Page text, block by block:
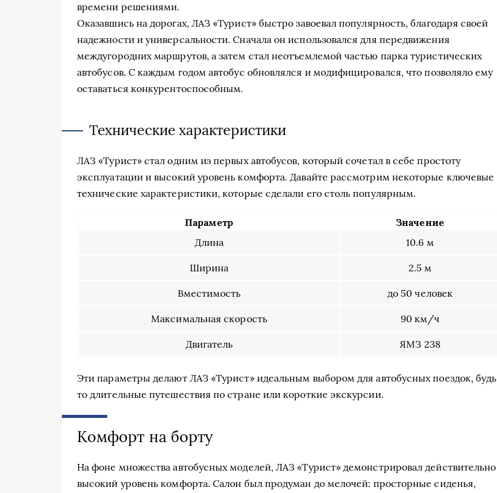
времени решениями.
Оказавшись на дорогах, ЛАЗ «Турист» быстро завоевал популярность, благодаря своей
надежности и универсальности. Сначала он использовался для передвижения
междугородних маршрутов, а затем стал неотъемлемой частью парка туристических
автобусов. С каждым годом автобус обновлялся и модифицировался, что позволяло ему
оставаться конкурентоспособным.
Технические характеристики
ЛАЗ «Турист» стал одним из первых автобусов, который сочетал в себе простоту
эксплуатации и высокий уровень комфорта. Давайте рассмотрим некоторые ключевые
технические характеристики, которые сделали его столь популярным.
Параметр
Значение
Длина
10.6 м
Ширина 2.5 м
Вместимость до 50 человек
Максимальная скорость 90 км/ч
Двигатель ЯМЗ 238
Эти параметры делают ЛАЗ «Турист» идеальным выбором для автобусных поездок, будь
то длительные путешествия по стране или короткие экскурсии.
Комфорт на борту
На фоне множества автобусных моделей, ЛАЗ «Турист» демонстрировал действительно
высокий уровень комфорта. Салон был продуман до мелочей: просторные сиденья,